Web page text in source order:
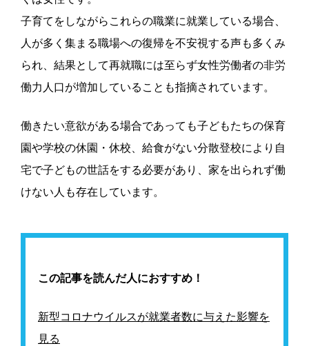
子育てをしながらこれらの職業に就業している場合、
人が多く集まる職場への復帰を不安視する声も多くみ
られ、結果として再就職には至らず女性労働者の非労
働力人口が増加していることも指摘されています。
働きたい意欲がある場合であっても子どもたちの保育
園や学校の休園・休校、給食がない分散登校により自
宅で子どもの世話をする必要があり、家を出られず働
けない人も存在しています。
この記事を読んだ人におすすめ！
新型コロナウイルスが就業者数に与えた影響を
見る